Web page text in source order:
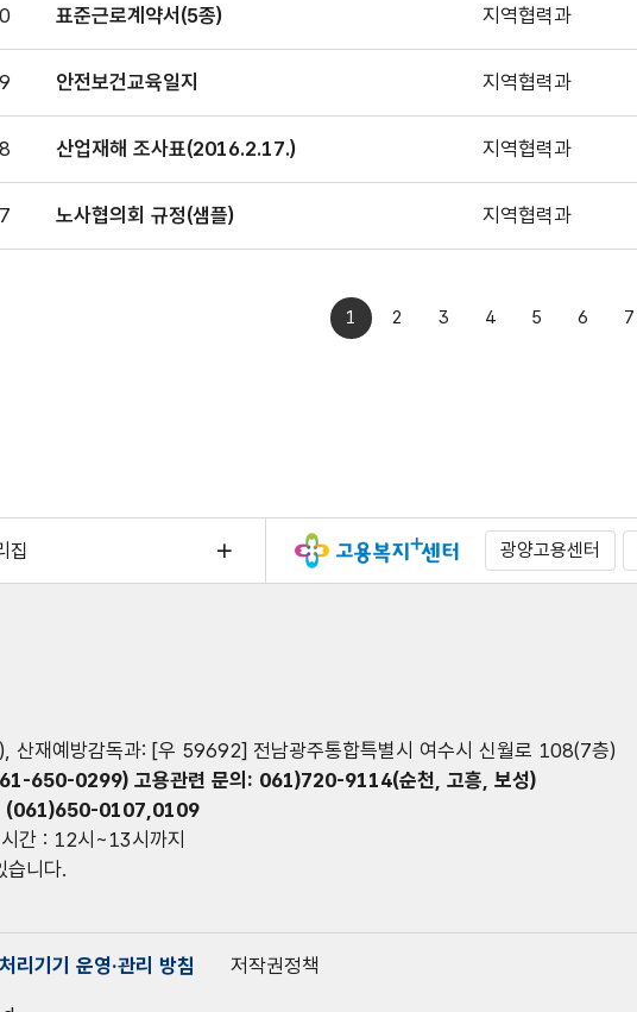
표준근로계약서(5종) 지역협력과
안전보건교육일지 지역협력과
산업재해 조사표(2016.2.17.) 지역협력과
노사협의회 규정(샘플) 지역협력과
1 2 3 4 5 6 7
집 광양고용센터
재예방감독과: [우 59692] 전남광주통합특별시 여수시 신월로 108(7층)
650-0299) 고용관련 문의: 061)720-9114(순천, 고흥, 보성)
(061)650-0107,0109
간 : 12시~13시까지
니다.
리기기 운영·관리 방침 저작권정책